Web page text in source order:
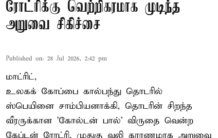
ரோட்ரிக்கு வெற்றிகரமாக முடிந்த
அறுவை சிகிச்சை
Published on: 28 Jul 2026, 2:42 pm
மாட்ரிட்,
உலகக் கோப்பை கால்பந்து தொடரில்
ஸ்பெயினை சாம்பியனாக்கி, தொடரின் சிறந்த
வீரருக்கான 'கோல்டன் பால்' விருதை வென்ற
கேப்டன் ரோட்ரி, முதுகு வலி காரணமாக அறுவை